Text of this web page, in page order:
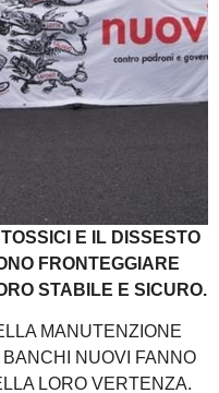
E IL DISSESTO
FRONTEGGIARE
STABILE E SICURO.
MANUTENZIONE
NUOVI FANNO
LORO VERTENZA.